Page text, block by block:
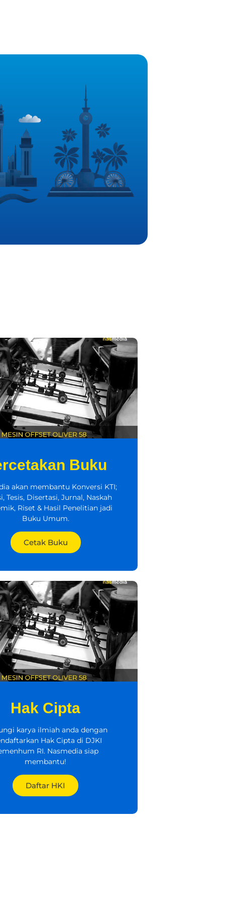
Buku
akan membantu Konversi KTI;
Tesis, Disertasi, Jurnal, Naskah
Riset & Hasil Penelitian jadi
Buku Umum.
Cetak Buku
Hak Cipta
karya ilmiah anda dengan
Hak Cipta di DJKI
RI. Nasmedia siap
membantu!
Daftar HKI